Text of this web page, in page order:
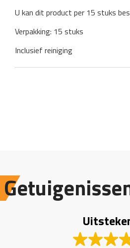
U kan dit product per 15 stuks
Verpakking: 15 stuks
Inclusief reiniging